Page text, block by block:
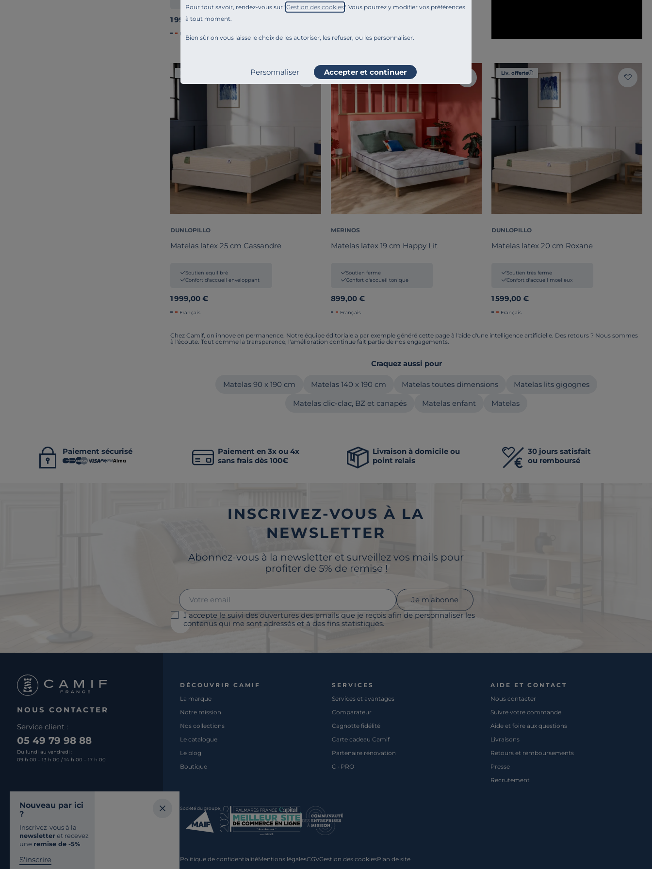
Pour tout savoir, rendez-vous sur " Gestion des cookies". Vous pourrez y modifier vos préférences
à tout moment.
Bien sûr on vous laisse le choix de les autoriser, les refuser, ou les personnaliser.
Personnaliser Accepter et continuer
1 999,00 €
Français
DUNLOPILLO
Matelas latex 25 cm Cassandre
Soutien equilibré
Confort d'accueil enveloppant
1 999,00 €
Français
Liv. offerte
MERINOS
Matelas latex 19 cm Happy Lit
Soutien ferme
Confort d'accueil tonique
899,00 €
Français
Liv. offerte
DUNLOPILLO
Matelas latex 20 cm Roxane
Soutien très ferme
Confort d'accueil moelleux
1 599,00 €
Français
Chez Camif, on innove en permanence. Notre équipe éditoriale a par exemple généré cette page à l'aide d'une intelligence artificielle. Des retours ? Nous sommes
à l'écoute. Tout comme la transparence, l'amélioration continue fait partie de nos engagements.
Craquez aussi pour
Matelas 90 x 190 cm Matelas 140 x 190 cm Matelas toutes dimensions Matelas lits gigognes
Matelas clic-clac, BZ et canapés Matelas enfant Matelas
Paiement sécurisé
Paiement en 3x ou 4x
sans frais dès 100€
Livraison à domicile ou
point relais
30 jours satisfait
ou remboursé
INSCRIVEZ-VOUS À LA
NEWSLETTER
Abonnez-vous à la newsletter et surveillez vos mails pour
profiter de 5% de remise !
J'accepte le suivi des ouvertures des emails que je reçois afin de personnaliser les
contenus qui me sont adressés et à des fins statistiques.
Je m'abonne
NOUS CONTACTER
Service client :
05 49 79 98 88
Du lundi au vendredi :
09 h 00 – 13 h 00 / 14 h 00 – 17 h 00
SUR LES RÉSEAUX
DÉCOUVRIR CAMIF
La marque
Notre mission
Nos collections
Le catalogue
Le blog
Boutique
SERVICES
Services et avantages
Comparateur
Cagnotte fidélité
Carte cadeau Camif
Partenaire rénovation
C · PRO
AIDE ET CONTACT
Nous contacter
Suivre votre commande
Aide et foire aux questions
Livraisons
Retours et remboursements
Presse
Recrutement
Société du groupe
Politique de confidentialitéMentions légalesCGVGestion des cookiesPlan de site
Nouveau par ici
?
Inscrivez-vous à la
newsletteret recevez
une remise de -5%
S'inscrire